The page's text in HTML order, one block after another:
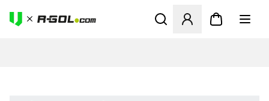
Megnyit egy modált a